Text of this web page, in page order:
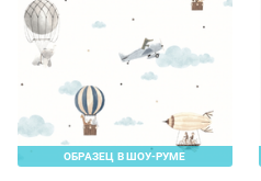
ОБРАЗЕЦ В ШОУ-РУМЕ